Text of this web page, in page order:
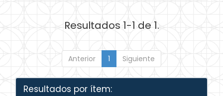
Resultados 1-1 de 1.
Anterior 1 Siguiente
Resultados por ítem: